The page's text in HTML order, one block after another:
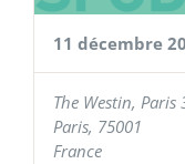
11 décembre
The Westin, Paris
Paris, 75001
France